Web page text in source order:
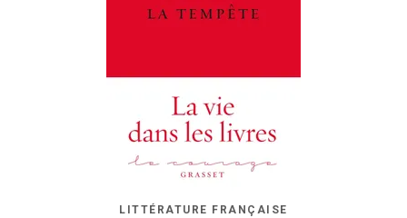
LITTÉRATURE FRANÇAISE